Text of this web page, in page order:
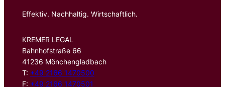
Effektiv. Nachhaltig. Wirtschaftlich.
KREMER LEGAL
Bahnhofstraße 66
41236 Mönchengladbach
T: +49 2166 1470500
F: +49 2166 1470501